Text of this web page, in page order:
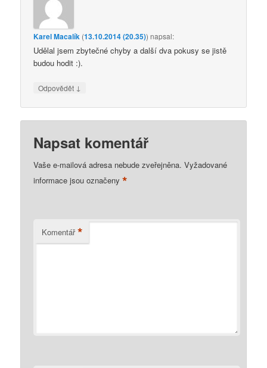
Karel Macalík (13.10.2014 (20.35))napsal:
Udělal jsem zbytečné chyby a další dva pokusy se jistě
budou hodit :).
Odpovědět ↓
Napsat komentář
Vaše e-mailová adresa nebude zveřejněna. Vyžadované
informace jsou označeny*
Komentář *